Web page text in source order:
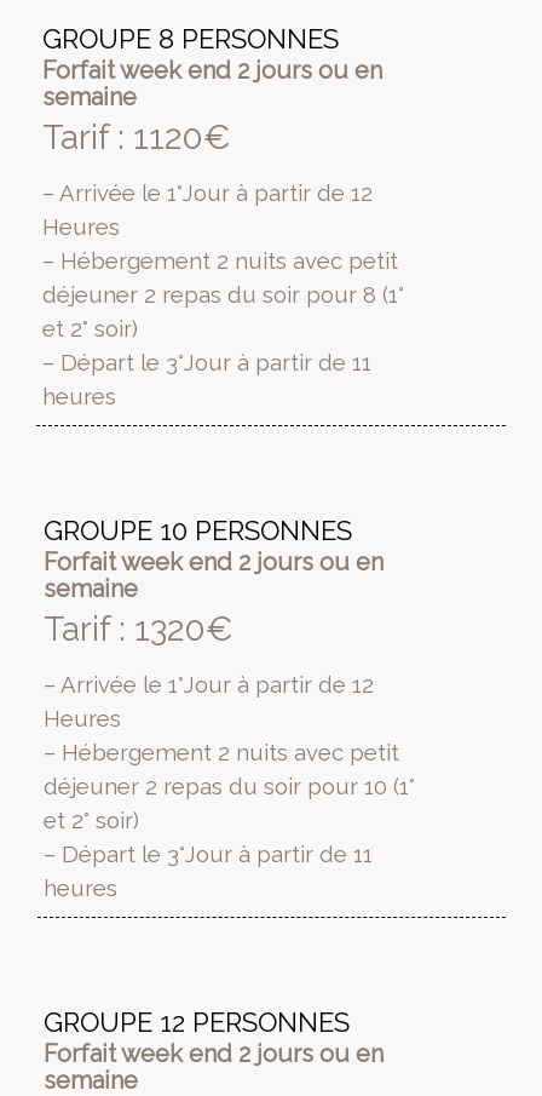
GROUPE 8 PERSONNES
Forfait week end 2 jours ou en
semaine
Tarif : 1120€
– Arrivée le 1°Jour à partir de 12
Heures
– Hébergement 2 nuits avec petit
déjeuner 2 repas du soir pour 8 (1°
et 2° soir)
– Départ le 3°Jour à partir de 11
heures
GROUPE 10 PERSONNES
Forfait week end 2 jours ou en
semaine
Tarif : 1320€
– Arrivée le 1°Jour à partir de 12
Heures
– Hébergement 2 nuits avec petit
déjeuner 2 repas du soir pour 10 (1°
et 2° soir)
– Départ le 3°Jour à partir de 11
heures
GROUPE 12 PERSONNES
Forfait week end 2 jours ou en
semaine